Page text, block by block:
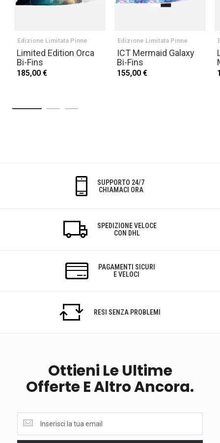
Edizione Limitata Pinne
Limited Edition Orca
Bi-Fins
185,00 €
Edizione Limitata Pinne
ICT Mermaid Galaxy
Bi-Fins
155,00 €
SUPPORTO 24/7
CHIAMACI ORA
SPEDIZIONE VELOCE
CON DHL
PAGAMENTI SICURI
E VELOCI
RESI SENZA PROBLEMI
Ottieni Le Ultime
Offerte E Altro Ancora.
ultime